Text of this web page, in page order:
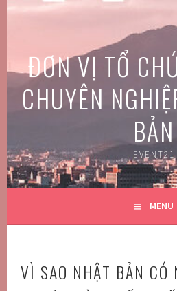
Skip
ĐƠN VỊ TỔ
CHUYÊN
BẢN
EVENT21
MENU
VÌ SAO NHẬT BẢN CÓ